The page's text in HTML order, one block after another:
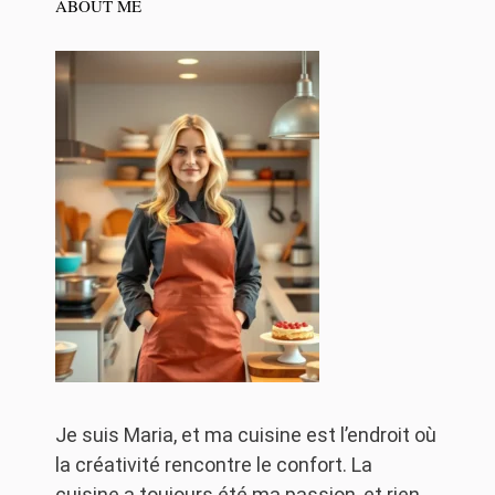
ABOUT ME
Je suis Maria, et ma cuisine est l’endroit où
la créativité rencontre le confort. La